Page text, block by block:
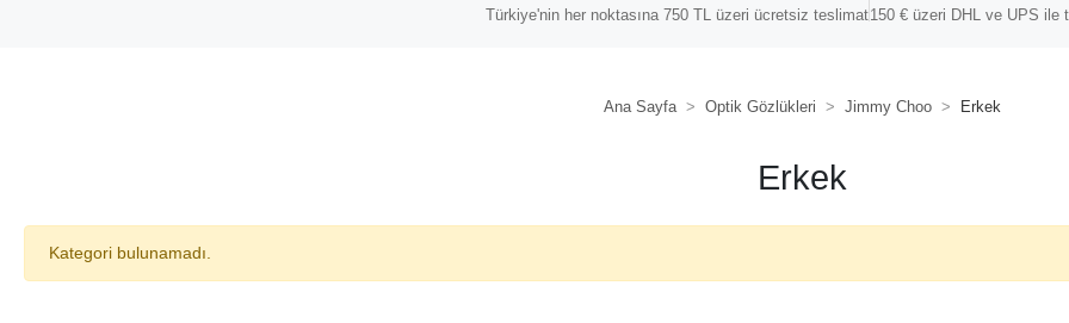
Türkiye'nin her noktasına 750 TL üzeri ücretsiz teslimat150 € üzeri DHL ve UPS ile
Ana Sayfa Optik Gözlükleri Jimmy Choo Erkek
Erkek
Kategori bulunamadı.